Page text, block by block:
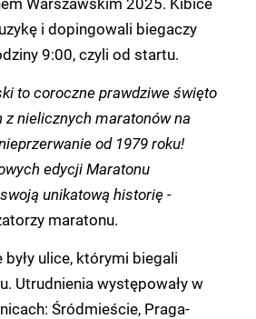
i dopingowali biegaczy
9:00, czyli od startu.
to coroczne prawdziwe święto
z nielicznych maratonów na
od 1979 roku!
edycji Maratonu
unikatową historię -
maratonu.
ulice, którymi biegali
Utrudnienia występowały w
Śródmieście, Praga-